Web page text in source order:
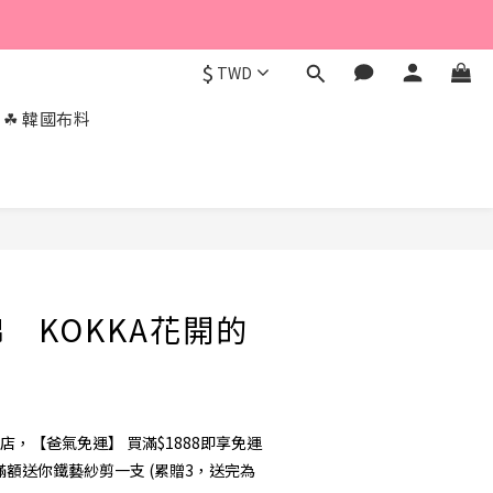
$ TWD
☘︎ 韓國布料
KOKKA花開的
，【爸氣免運】 買滿$1888即享免運
送你鐵藝紗剪一支 (累贈3，送完為